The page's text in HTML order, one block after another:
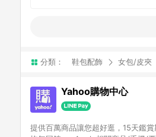
分類： 鞋包配飾 女包/皮夾
Yahoo購物中心
提供百萬商品讓您超好逛，15天鑑賞期購物